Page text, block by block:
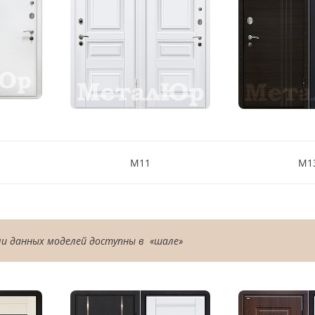
М11
данных моделей доступны в «шале»